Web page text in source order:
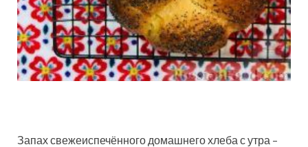
Запах свежеиспечённого домашнего хлеба с утра –